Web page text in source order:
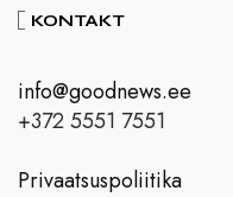
KONTAKT
info@goodnews.ee
+372 5551 7551
Privaatsuspoliitika